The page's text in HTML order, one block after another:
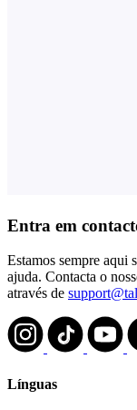
Entra em
Estamos sempre aqui
ajuda. Contacta o
através de
Línguas